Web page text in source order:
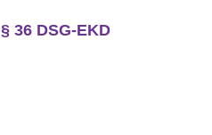
36 DSG-EKD